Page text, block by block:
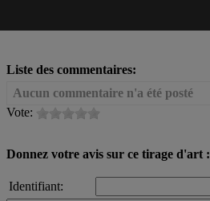
Liste des commentaires:
Aucun commentaire n'a été posté
Vote:
Donnez votre avis sur ce tirage d'art :
Identifiant: